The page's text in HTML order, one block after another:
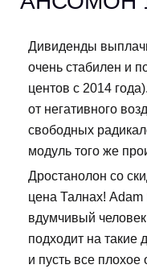
Дивиденды
очень стабилен и
центов с 2014
от негативного
свободных
модуль того же
Дростанолон со
цена Талнах!
вдумчивый
подходит на такие
и пусть все